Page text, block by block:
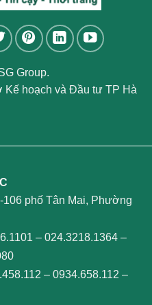
Group.
hoạch và Đầu tư TP Hà
106 phố Tân Mai, Phường
– 024.3218.1364 –
– 0934.658.112 –